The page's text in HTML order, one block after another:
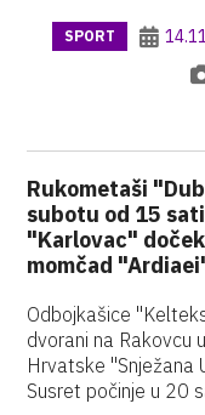
SPORT
Rukometaši
subotu od 15
"Karlovac"
momčad
Odbojkašice
dvorani na Rakovcu
Hrvatske "Snježana
Susret počinje u 20